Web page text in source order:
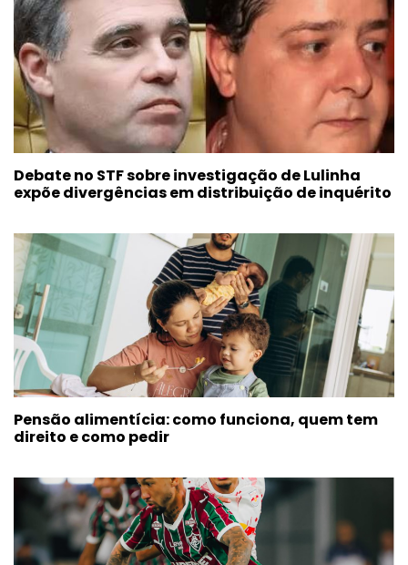
Debate no STF sobre investigação de Lulinha
expõe divergências em distribuição de inquérito
Pensão alimentícia: como funciona, quem tem
direito e como pedir